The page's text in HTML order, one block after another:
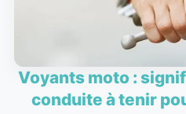
Voyants moto :
conduite à tenir